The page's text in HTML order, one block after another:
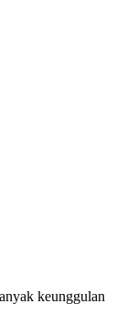
keunggulan